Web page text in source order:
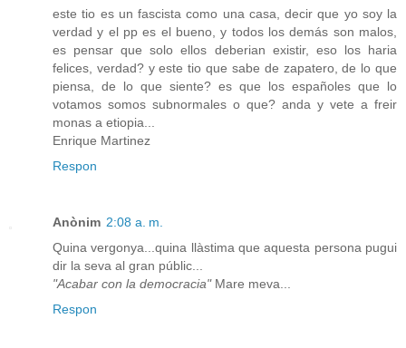
este tio es un fascista como una casa, decir que yo soy la
verdad y el pp es el bueno, y todos los demás son malos,
es pensar que solo ellos deberian existir, eso los haria
felices, verdad? y este tio que sabe de zapatero, de lo que
piensa, de lo que siente? es que los españoles que lo
votamos somos subnormales o que? anda y vete a freir
monas a etiopia...
Enrique Martinez
Respon
Anònim 2:08 a. m.
Quina vergonya...quina llàstima que aquesta persona pugui
dir la seva al gran públic...
"Acabar con la democracia" Mare meva...
Respon